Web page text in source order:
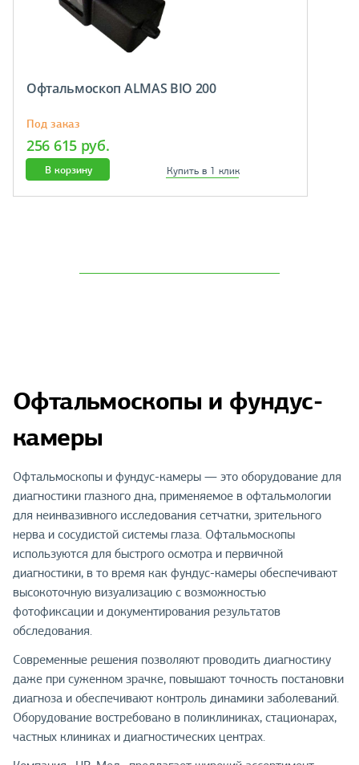
Офтальмоскоп ALMAS BIO 200
Под заказ
256 615 руб.
В корзину Купить в 1 клик
Офтальмоскопы и фундус-
камеры
Офтальмоскопы и фундус-камеры — это оборудование для
диагностики глазного дна, применяемое в офтальмологии
для неинвазивного исследования сетчатки, зрительного
нерва и сосудистой системы глаза. Офтальмоскопы
используются для быстрого осмотра и первичной
диагностики, в то время как фундус-камеры обеспечивают
высокоточную визуализацию с возможностью
фотофиксации и документирования результатов
обследования.
Современные решения позволяют проводить диагностику
даже при суженном зрачке, повышают точность постановки
диагноза и обеспечивают контроль динамики заболеваний.
Оборудование востребовано в поликлиниках, стационарах,
частных клиниках и диагностических центрах.